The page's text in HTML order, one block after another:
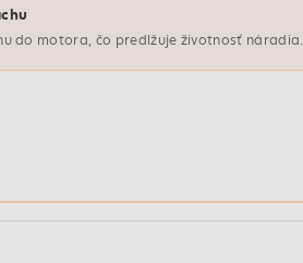
do motora, čo predlžuje životnosť náradia.